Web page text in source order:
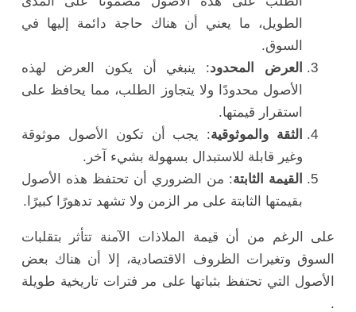
الطويل، ما يعني أن هناك حاجة دائمة إليها في
السوق.
العرض المحدود: ينبغي أن يكون العرض لهذه
الأصول محدودًا ولا يتجاوز الطلب، مما يحافظ على
استقرار قيمتها.
الثقة والموثوقية: يجب أن تكون الأصول موثوقة
وغير قابلة للاستبدال بسهولة بشيء آخر.
القيمة الثابتة: من الضروري أن تحتفظ هذه الأصول
بقيمتها الثابتة على مر الزمن ولا تشهد تدهورًا كبيرًا.
على الرغم من أن قيمة الملاذات الآمنة تتأثر بتقلبات
السوق وتغيرات الظروف الاقتصادية، إلا أن هناك بعض
الأصول التي تحتفظ بثباتها على مر فترات تاريخية طويلة
.